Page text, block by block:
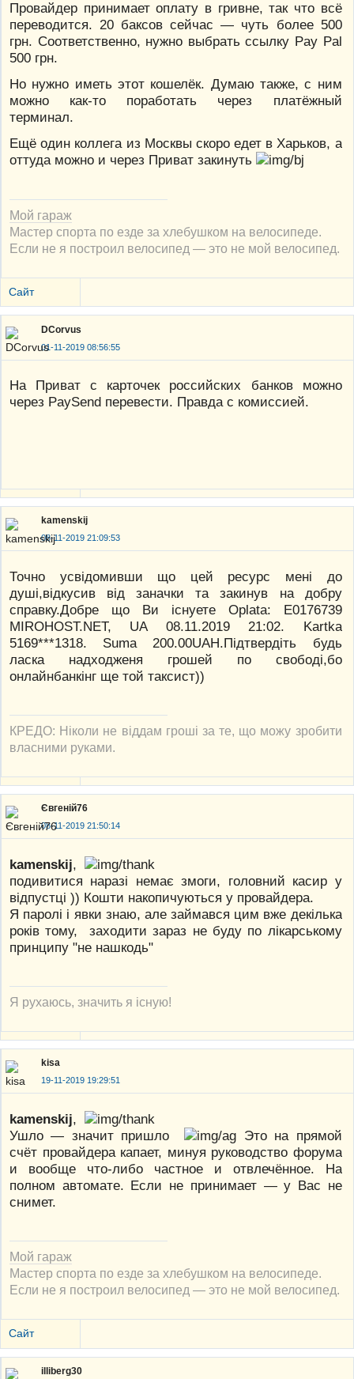
Провайдер принимает оплату в гривне, так что всё
переводится. 20 баксов сейчас — чуть более 500
грн. Соответственно, нужно выбрать ссылку Pay Pal
500 грн.
Но нужно иметь этот кошелёк. Думаю также, с ним
можно как-то поработать через платёжный
терминал.
Ещё один коллега из Москвы скоро едет в Харьков, а
оттуда можно и через Приват закинуть
Мой гараж
Мастер спорта по езде за хлебушком на велосипеде.
Если не я построил велосипед — это не мой велосипед.
Сайт
DCorvus
01-11-2019 08:56:55
На Приват с карточек российских банков можно
через PaySend перевести. Правда с комиссией.
kamenskij
08-11-2019 21:09:53
Точно усвiдомивши що цей ресурс менi до
душi,вiдкусив вiд заначки та закинув на добру
справку.Добре що Ви iснуете Oplata: E0176739
MIROHOST.NET, UA 08.11.2019 21:02. Kartka
5169***1318. Suma 200.00UAН.Пiдтвердiть будь
ласка надходженя грошей по свободi,бо
онлайнбанкiнг ще той таксист))
КРЕДО: Ніколи не віддам гроші за те, що можу зробити
власними руками.
Євгеній76
08-11-2019 21:50:14
kamenskij,
подивитися наразі немає змоги, головний касир у
відпустці )) Кошти накопичуються у провайдера.
Я паролі і явки знаю, але займався цим вже декілька
років тому, заходити зараз не буду по лікарському
принципу "не нашкодь"
Я рухаюсь, значить я існую!
kisa
19-11-2019 19:29:51
kamenskij,
Ушло — значит пришло
Это на прямой
счёт провайдера капает, минуя руководство форума
и вообще что-либо частное и отвлечённое. На
полном автомате. Если не принимает — у Вас не
снимет.
Мой гараж
Мастер спорта по езде за хлебушком на велосипеде.
Если не я построил велосипед — это не мой велосипед.
Сайт
illiberg30